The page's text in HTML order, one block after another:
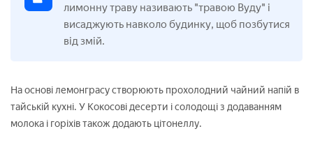
лимонну траву називають "травою Вуду" і
висаджують навколо будинку, щоб позбутися
від змій.
На основі лемонграсу створюють прохолодний чайний напій в
тайській кухні. У Кокосові десерти і солодощі з додаванням
молока і горіхів також додають цітонеллу.